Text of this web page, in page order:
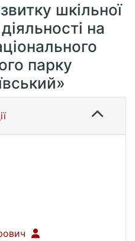
шкільної
на
парку